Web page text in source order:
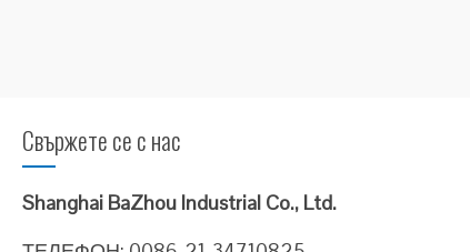
Свържете се с нас
Shanghai BaZhou Industrial Co., Ltd.